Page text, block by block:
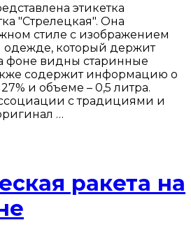
этикетка
"Стрелецкая". Она
стиле с изображением
одежде, который держит
фоне видны старинные
содержит информацию о
и объеме – 0,5 литра.
с традициями и
…
ракета на